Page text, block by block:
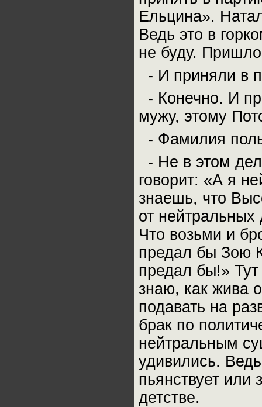
Ельцина».
Ведь это в
не буду.
- И приняли в
- Конечно. И
мужу, этому
- Фамилия
- Не в этом
говорит: «А я
знаешь, что
от
Что возьми и
предал бы Зою
предал бы!»
знаю, как жива
подавать на
брак по
нейтральным
удивились.
пьянствует или
детстве.